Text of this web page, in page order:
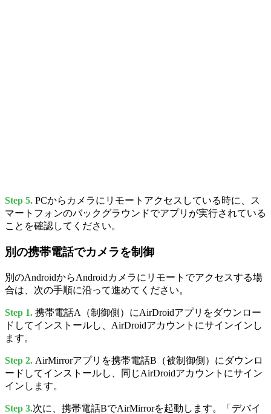
Step 5. PCからカメラにリモートアクセスしている時に、ス
マートフォンのバックグラウンドでアプリが実行されている
ことを確認してください。
別の携帯電話でカメラを制御
別のAndroidからAndroidカメラにリモートでアクセスする場
合は、次の手順に沿って進めてください。
Step 1. 携帯電話A（制御側）にAirDroidアプリをダウンロー
ドしてインストールし、AirDroidアカウントにサインインし
ます。
Step 2. AirMirrorアプリを携帯電話B（被制御側）にダウンロ
ードしてインストールし、同じAirDroidアカウントにサイン
インします。
Step 3.次に、携帯電話BでAirMirrorを起動します。「デバイ